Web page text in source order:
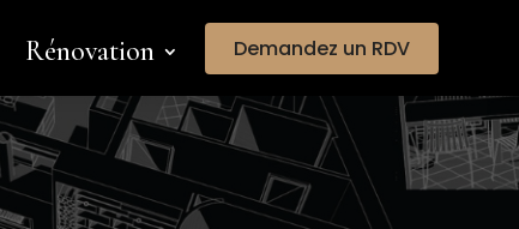
Rénovation Demandez un RDV